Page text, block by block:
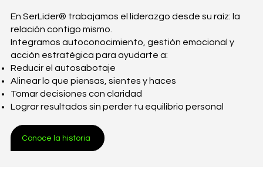
En SerLider® trabajamos el liderazgo desde su raíz: la
relación contigo mismo.
Integramos autoconocimiento, gestión emocional y
acción estratégica para ayudarte a:
Reducir el autosabotaje
Alinear lo que piensas, sientes y haces
Tomar decisiones con claridad
Lograr resultados sin perder tu equilibrio personal
Conoce la historia